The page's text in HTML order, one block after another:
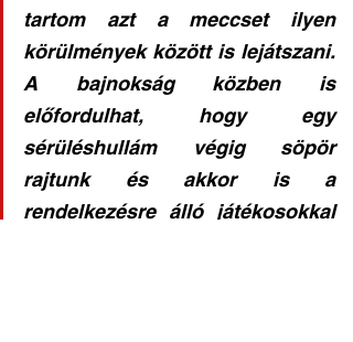
tartom azt a meccset ilyen
körülmények között is lejátszani.
A bajnokság közben is
előfordulhat, hogy egy
sérüléshullám végig söpör
rajtunk és akkor is a
rendelkezésre álló játékosokkal